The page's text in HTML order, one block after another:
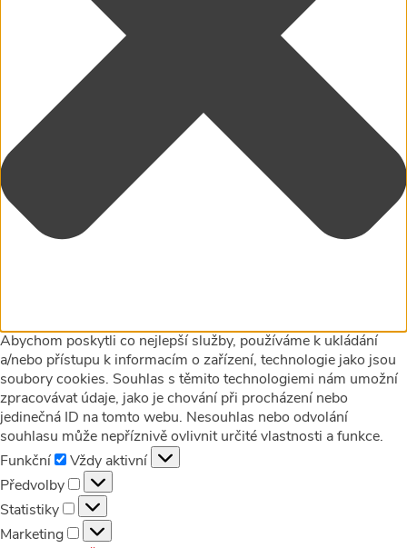
Abychom poskytli co nejlepší služby, používáme k ukládání
a/nebo přístupu k informacím o zařízení, technologie jako jsou
soubory cookies. Souhlas s těmito technologiemi nám umožní
zpracovávat údaje, jako je chování při procházení nebo
jedinečná ID na tomto webu. Nesouhlas nebo odvolání
souhlasu může nepříznivě ovlivnit určité vlastnosti a funkce.
Funkční
Funkční
Vždy aktivní
Předvolby
Předvolby
Statistiky
Statistiky
Marketing
Marketing